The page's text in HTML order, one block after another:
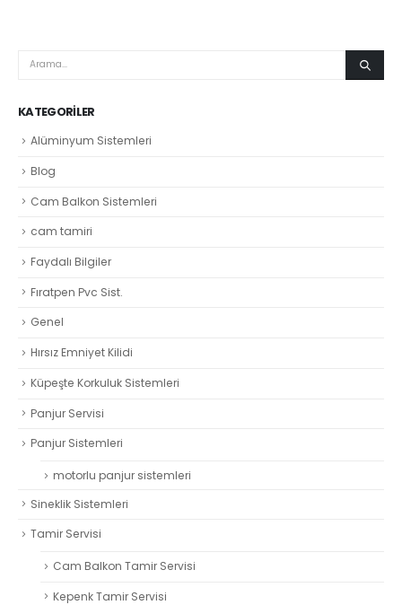
KATEGORILER
Alüminyum Sistemleri
Blog
Cam Balkon Sistemleri
cam tamiri
Faydalı Bilgiler
Fıratpen Pvc Sist.
Genel
Hırsız Emniyet Kilidi
Küpeşte Korkuluk Sistemleri
Panjur Servisi
Panjur Sistemleri
motorlu panjur sistemleri
Sineklik Sistemleri
Tamir Servisi
Cam Balkon Tamir Servisi
Kepenk Tamir Servisi